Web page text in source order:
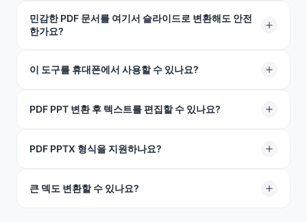
네! 저희 AI가 글꼴, 이미지, 위치를 그대로 보존합니다. 가
장 정밀한 온라인 PDF PowerPoint 변환기입니다.
민감한 PDF 문서를 여기서 슬라이드로 변환해도 안전
한가요?
물론입니다. 최고 수준의 보안 기술로 파일을 안전하게 보
이 도구를 휴대폰에서 사용할 수 있나요?
네. 모든 모바일 브라우저에서 TeraBox를 사용하여 PDF를
Safari, Chrome, Firefox에서 완벽하게 작동합니다.
PDF PPT 변환 후 텍스트를 편집할 수 있나요?
네, 모든 텍스트는 편집 가능한 Microsoft PowerPoint 개
PDF PPTX 형식을 지원하나요?
네, 저희 온라인 PDF PPT 변환기는 고품질 .PPTX 파일을
큰 덱도 변환할 수 있나요?